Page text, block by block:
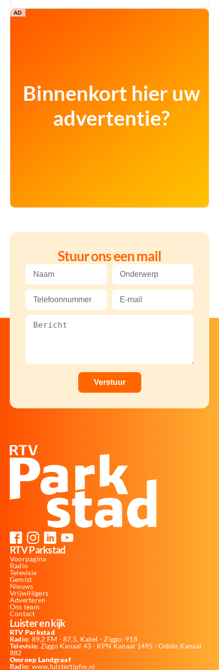
AD
Stuur ons een mail
RTV Parkstad
Voorpagina
Radio
Televisie
Gemist
Nieuws
Vrijwilligers
Adverteren
Ons team
Contact
Luister en kijk
RTV Parkstad
Radio: 89,2 FM - 87,5, Kabel - Ziggo: 918
Televisie: Ziggo Kanaal 43 - KPN Kanaal 1495 - Odido Kanaal
882
Omroep Landgraaf
Radio: www.luistertipfm.nl